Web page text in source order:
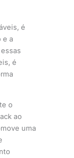
é
e a
é
o
ao
uma